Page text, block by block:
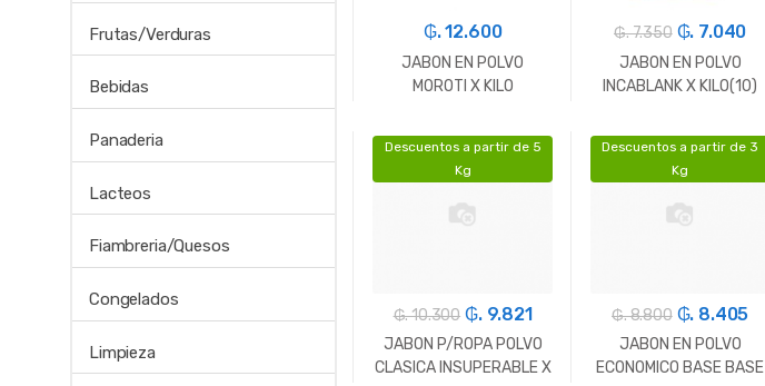
₲. 12.600
JABON EN POLVO
MOROTI X KILO
- Gr. +
₲. 7.350 ₲. 7.040
JABON EN POLVO
INCABLANK X KILO(10)
- Gr. +
Descuentos a partir de 5
Kg
₲. 10.300 ₲. 9.821
JABON P/ROPA POLVO
CLASICA INSUPERABLE X
Descuentos a partir de 3
Kg
₲. 8.800 ₲. 8.405
JABON EN POLVO
ECONOMICO BASE BASE
Frutas/Verduras
Bebidas
Panaderia
Lacteos
Fiambreria/Quesos
Congelados
Limpieza